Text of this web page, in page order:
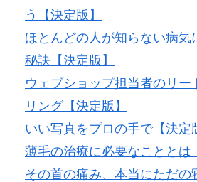
う【決定版】
ほとんどの人が知らない病気
秘訣【決定版】
ウェブショップ担当者のリー
リング【決定版】
いい写真をプロの手で【決定
薄毛の治療に必要なこととは
その首の痛み、本当にただの